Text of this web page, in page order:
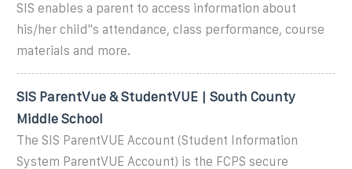
SIS enables a parent to access information about
his/her child''s attendance, class performance, course
materials and more.
SIS ParentVue & StudentVUE | South County
Middle School
The SIS ParentVUE Account (Student Information
System ParentVUE Account) is the FCPS secure